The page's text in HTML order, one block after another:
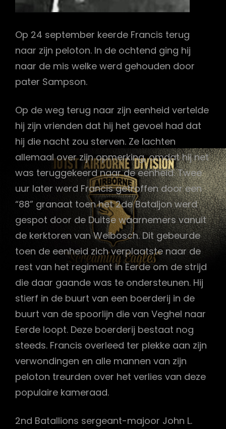
Op 24 september keerde Francis terug
naar zijn peloton. In de ochtend ging hij
naar de mis welke werd gehouden door
pater Sampson.
Op de weg terug naar zijn eenheid vertelde
hij zijn vrienden dat hij het gevoel had dat
hij die nacht zou sterven. Ze lachten
allemaal over zijn opmerking, omdat hij net
was teruggekeerd naar de eenheid. Twee
uur later werd Francis getroffen door een
“88” granaat toen het 2de Bataljon werd
gespot door de Duitse waarnemers vanuit
de kerktoren van Weibosch. Dit gebeurde
toen de eenheid zich verplaatste naar de
rest van het regiment in Eerde om de strijd
die daar gaande was te ondersteunen. Hij
stierf in de buurt van een boerderij in de
buurt van de spoorlijn die van Veghel naar
Eerde loopt. Deze boerderij bestaat nog
steeds. Francis overleed ter plekke aan zijn
verwondingen en alle mannen van zijn
peloton treurden over het verlies van deze
populaire kameraad.
2nd Batallions sergeant-majoor John L.